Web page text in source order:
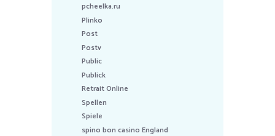
pcheelka.ru
Plinko
Post
Postv
Public
Publick
Retrait Online
Spellen
Spiele
spino bon casino England